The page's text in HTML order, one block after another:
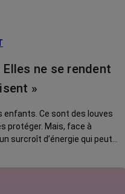
ne se rendent
»
enfants. Ce sont des louves
protéger. Mais, face à
surcroît d’énergie qui peut
oncologue au CHU de